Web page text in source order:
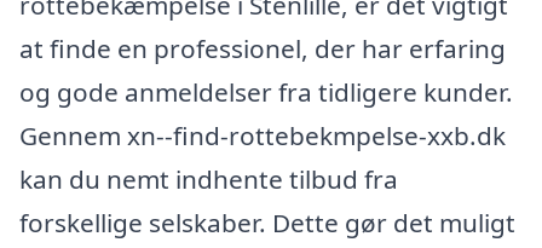
at finde en professionel, der har erfaring
og gode anmeldelser fra tidligere kunder.
Gennem xn--find-rottebekmpelse-xxb.dk
kan du nemt indhente tilbud fra
forskellige selskaber. Dette gør det muligt